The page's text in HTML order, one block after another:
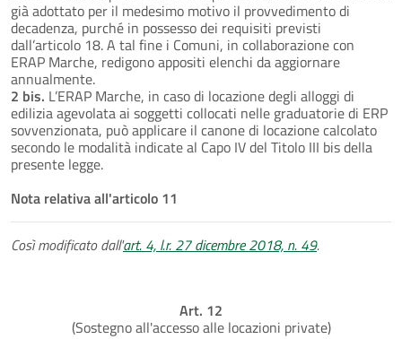
già adottato per il medesimo motivo il provvedimento di
decadenza, purché in possesso dei requisiti previsti
dall’articolo 18. A tal fine i Comuni, in collaborazione con
ERAP Marche, redigono appositi elenchi da aggiornare
annualmente.
2 bis. L’ERAP Marche, in caso di locazione degli alloggi di
edilizia agevolata ai soggetti collocati nelle graduatorie di ERP
sovvenzionata, può applicare il canone di locazione calcolato
secondo le modalità indicate al Capo IV del Titolo III bis della
presente legge.
Nota relativa all'articolo 11
Così modificato dall'art. 4, l.r. 27 dicembre 2018, n. 49.
Art. 12
(Sostegno all'accesso alle locazioni private)